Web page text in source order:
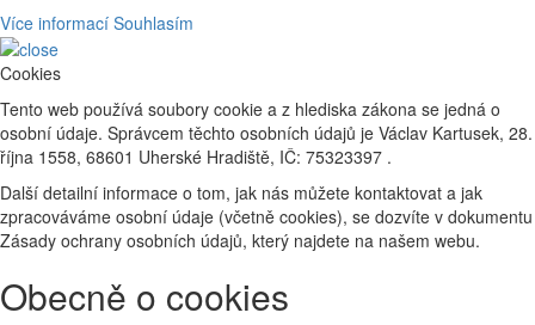
Více informací Souhlasím
Cookies
Tento web používá soubory cookie a z hlediska zákona se jedná o
osobní údaje. Správcem těchto osobních údajů je Václav Kartusek, 28.
října 1558, 68601 Uherské Hradiště, IČ: 75323397 .
Další detailní informace o tom, jak nás můžete kontaktovat a jak
zpracováváme osobní údaje (včetně cookies), se dozvíte v dokumentu
Zásady ochrany osobních údajů, který najdete na našem webu.
Obecně o cookies